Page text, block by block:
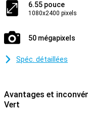
6.55 pouce
1080x2400 pixels
50 mégapixels
Spéc. détaillées
Avantages et
Vert